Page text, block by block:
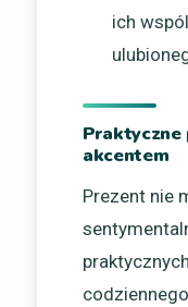
ich
Praktyczne
akcentem
Prezent nie